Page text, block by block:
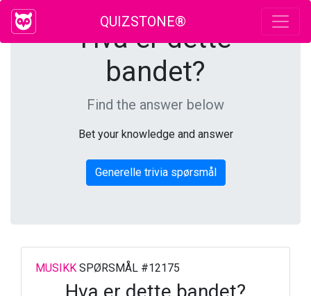
QUIZSTONE®
Hva er dette
bandet?
Find the answer below
Bet your knowledge and answer
Generelle trivia spørsmål
MUSIKK SPØRSMÅL #12175